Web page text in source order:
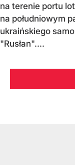
na terenie portu
na południowym
ukraińskiego
"Rusłan"....